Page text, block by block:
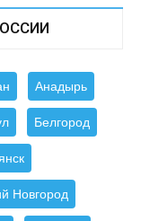
Анадырь
Белгород
Новгород